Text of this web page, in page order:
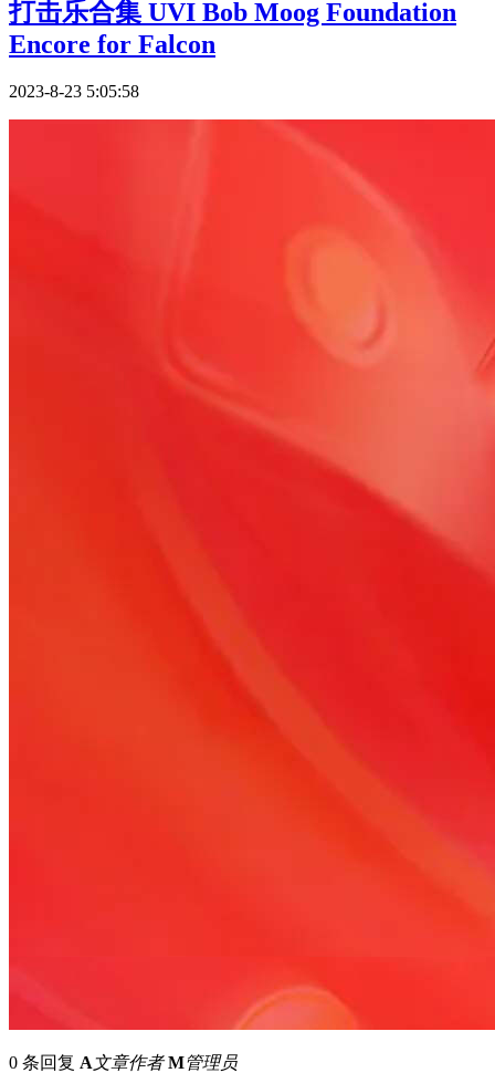
打击乐合集 UVI Bob Moog Foundation
Encore for Falcon
2023-8-23 5:05:58
0 条回复 A文章作者 M管理员